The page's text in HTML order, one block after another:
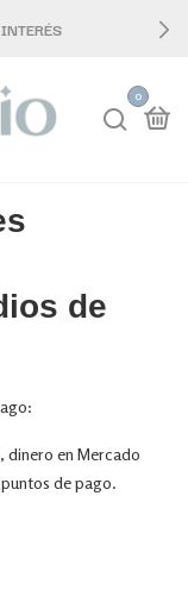
0
de
dinero en Mercado
de pago.